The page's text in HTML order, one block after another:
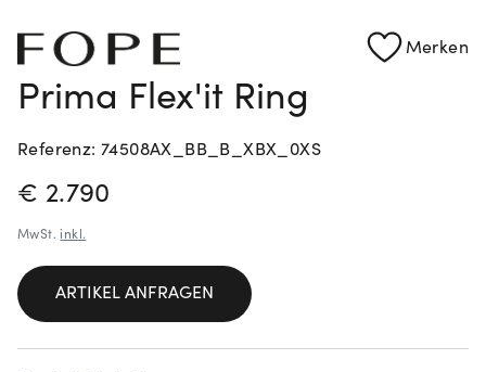
Merken
Prima Flex'it Ring
Referenz: 74508AX_BB_B_XBX_0XS
PREISINFORMATIONEN
€ 2.790
MwSt. inkl.
ARTIKEL ANFRAGEN